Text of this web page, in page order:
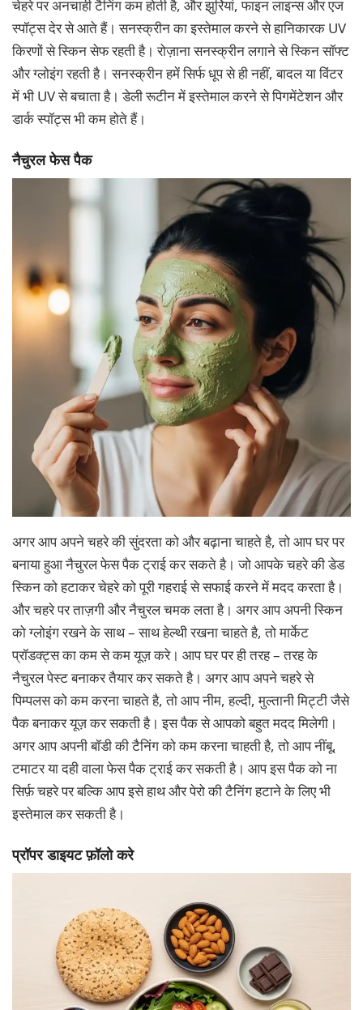
चेहरे पर अनचाही टैनिंग कम होती है, और झुर्रियां, फाइन लाइन्स और एज
स्पॉट्स देर से आते हैं। सनस्क्रीन का इस्तेमाल करने से हानिकारक UV
किरणों से स्किन सेफ रहती है। रोज़ाना सनस्क्रीन लगाने से स्किन सॉफ्ट
और ग्लोइंग रहती है। सनस्क्रीन हमें सिर्फ धूप से ही नहीं, बादल या विंटर
में भी UV से बचाता है। डेली रूटीन में इस्तेमाल करने से पिगमेंटेशन और
डार्क स्पॉट्स भी कम होते हैं।
नैचुरल फेस पैक
अगर आप अपने चहरे की सुंदरता को और बढ़ाना चाहते है, तो आप घर पर
बनाया हुआ नैचुरल फेस पैक ट्राई कर सकते है। जो आपके चहरे की डेड
स्किन को हटाकर चेहरे को पूरी गहराई से सफाई करने में मदद करता है।
और चहरे पर ताज़गी और नैचुरल चमक लता है। अगर आप अपनी स्किन
को ग्लोइंग रखने के साथ – साथ हेल्थी रखना चाहते है, तो मार्केट
प्रॉडक्ट्स का कम से कम यूज़ करे। आप घर पर ही तरह – तरह के
नैचुरल पेस्ट बनाकर तैयार कर सकते है। अगर आप अपने चहरे से
पिम्पलस को कम करना चाहते है, तो आप नीम, हल्दी, मुल्तानी मिट्टी जैसे
पैक बनाकर यूज़ कर सकती है। इस पैक से आपको बहुत मदद मिलेगी।
अगर आप अपनी बॉडी की टैनिंग को कम करना चाहती है, तो आप नींबू,
टमाटर या दही वाला फेस पैक ट्राई कर सकती है। आप इस पैक को ना
सिर्फ़ चहरे पर बल्कि आप इसे हाथ और पेरो की टैनिंग हटाने के लिए भी
इस्तेमाल कर सकती है।
प्रॉपर डाइयट फ़ॉलो करे